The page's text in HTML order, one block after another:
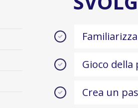
Gioco
Crea un